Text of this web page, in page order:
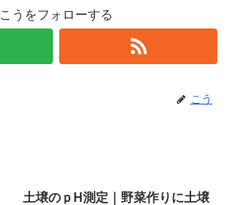
こうをフォローする
こう
土壌のｐH測定｜野菜作りに土壌